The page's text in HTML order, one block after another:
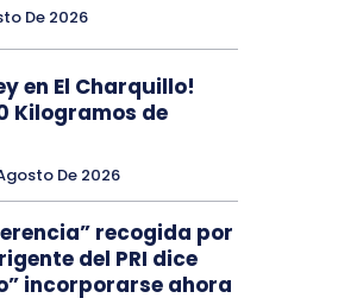
De 2026
en El Charquillo!
Kilogramos de
De 2026
recogida por
del PRI dice
incorporarse ahora